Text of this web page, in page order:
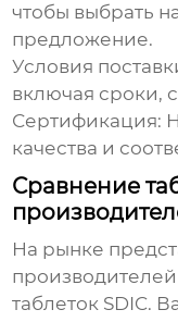
чтобы выбрать
предложение.
Условия
включая сроки,
Сертификация:
качества и
Сравнение
На рынке
производителей
таблеток SDIC.